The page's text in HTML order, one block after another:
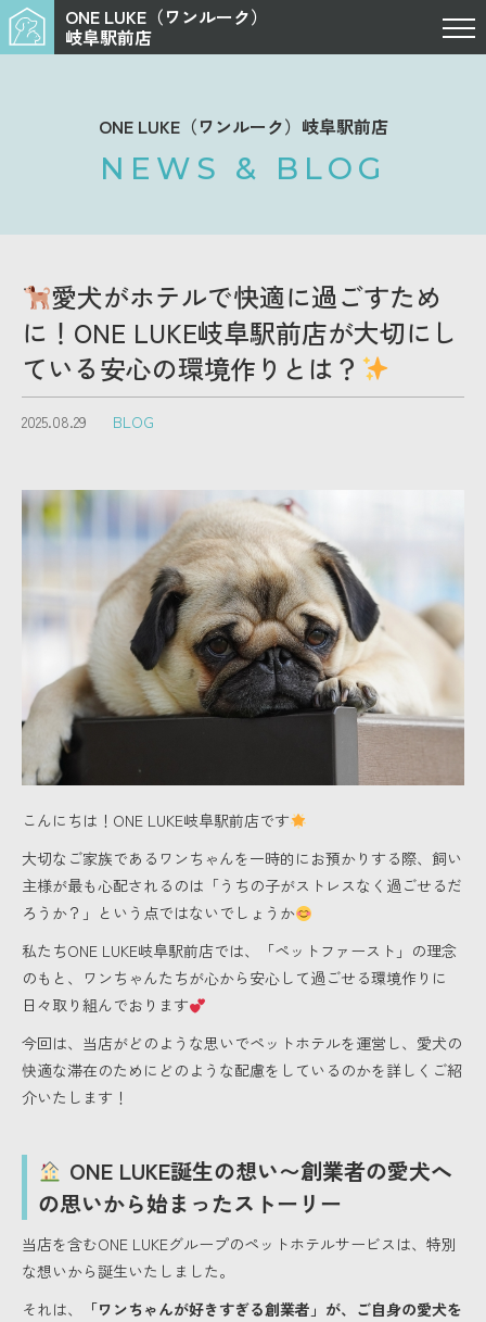
ONE LUKE（ワンルーク）
岐阜駅前店
ONE LUKE（ワンルーク）岐阜駅前店
NEWS & BLOG
愛犬がホテルで快適に過ごすため
に！ONE LUKE岐阜駅前店が大切にし
ている安心の環境作りとは？
2025.08.29 BLOG
こんにちは！ONE LUKE岐阜駅前店です
大切なご家族であるワンちゃんを一時的にお預かりする際、飼い
主様が最も心配されるのは「うちの子がストレスなく過ごせるだ
ろうか？」という点ではないでしょうか
私たちONE LUKE岐阜駅前店では、「ペットファースト」の理念
のもと、ワンちゃんたちが心から安心して過ごせる環境作りに
日々取り組んでおります
今回は、当店がどのような思いでペットホテルを運営し、愛犬の
快適な滞在のためにどのような配慮をしているのかを詳しくご紹
介いたします！
ONE LUKE誕生の想い〜創業者の愛犬へ
の思いから始まったストーリー
当店を含むONE LUKEグループのペットホテルサービスは、特別
な想いから誕生いたしました。
それは、
「ワンちゃんが好きすぎる創業者」が、ご自身の愛犬を